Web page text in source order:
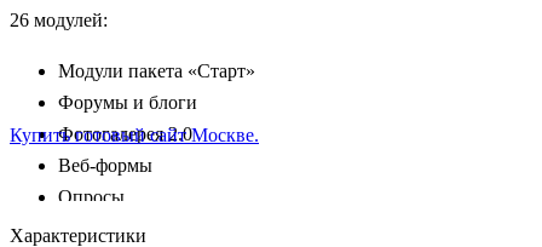
26 модулей:
Модули пакета «Старт»
Форумы и блоги
Фотогалерея 2.0
Веб-формы
Опросы
Подписка и рассылки
Характеристики